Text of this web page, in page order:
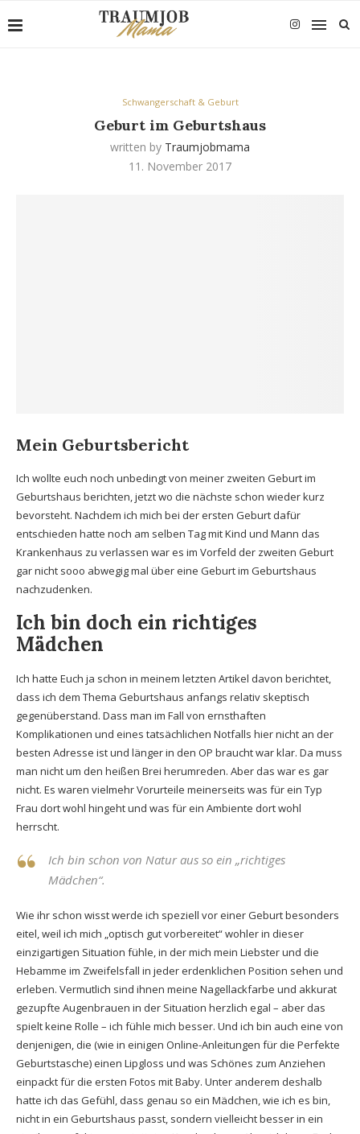
Schwangerschaft & Geburt
Geburt im Geburtshaus
written by Traumjobmama
11. November 2017
Mein Geburtsbericht
Ich wollte euch noch unbedingt von meiner zweiten Geburt im
Geburtshaus berichten, jetzt wo die nächste schon wieder kurz
bevorsteht. Nachdem ich mich bei der ersten Geburt dafür
entschieden hatte noch am selben Tag mit Kind und Mann das
Krankenhaus zu verlassen war es im Vorfeld der zweiten Geburt
gar nicht sooo abwegig mal über eine Geburt im Geburtshaus
nachzudenken.
Ich bin doch ein richtiges
Mädchen
Ich hatte Euch ja schon in meinem letzten Artikel davon berichtet,
dass ich dem Thema Geburtshaus anfangs relativ skeptisch
gegenüberstand. Dass man im Fall von ernsthaften
Komplikationen und eines tatsächlichen Notfalls hier nicht an der
besten Adresse ist und länger in den OP braucht war klar. Da muss
man nicht um den heißen Brei herumreden. Aber das war es gar
nicht. Es waren vielmehr Vorurteile meinerseits was für ein Typ
Frau dort wohl hingeht und was für ein Ambiente dort wohl
herrscht.
Ich bin schon von Natur aus so ein „richtiges
Mädchen“.
Wie ihr schon wisst werde ich speziell vor einer Geburt besonders
eitel, weil ich mich „optisch gut vorbereitet“ wohler in dieser
einzigartigen Situation fühle, in der mich mein Liebster und die
Hebamme im Zweifelsfall in jeder erdenklichen Position sehen und
erleben. Vermutlich sind ihnen meine Nagellackfarbe und akkurat
gezupfte Augenbrauen in der Situation herzlich egal – aber das
spielt keine Rolle – ich fühle mich besser. Und ich bin auch eine von
denjenigen, die (wie in einigen Online-Anleitungen für die Perfekte
Geburtstasche) einen Lipgloss und was Schönes zum Anziehen
einpackt für die ersten Fotos mit Baby. Unter anderem deshalb
hatte ich das Gefühl, dass genau so ein Mädchen, wie ich es bin,
nicht in ein Geburtshaus passt, sondern vielleicht besser in ein